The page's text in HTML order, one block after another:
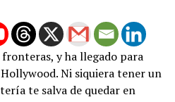
las directrices entregadas a
legales de Bélgica ya se
las vías jurídicas
insólita habilitación,
un atropello a la equidad
global.
y ha llegado para
Ni siquiera tener un
te salva de quedar en